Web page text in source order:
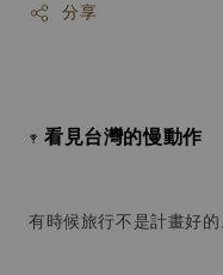
分享
𖥧 看見台灣的慢動作
有時候旅行不是計畫好